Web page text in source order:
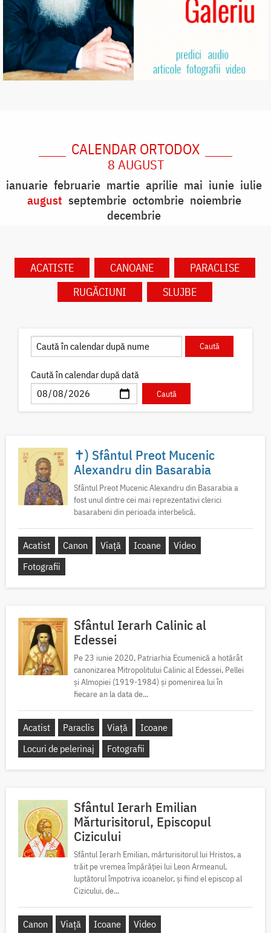
CALENDAR ORTODOX
8 AUGUST
ianuarie februarie martie aprilie mai iunie iulie
august septembrie octombrie noiembrie
decembrie
ACATISTE CANOANE
PARACLISE
RUGĂCIUNI
SLUJBE
Caută în calendar după dată
✝) Sfântul Preot Mucenic
Alexandru din Basarabia
Sfântul Preot Mucenic Alexandru din Basarabia a
fost unul dintre cei mai reprezentativi clerici
basarabeni din perioada interbelică.
Acatist Canon Viață Icoane
Video
Fotografii
Sfântul Ierarh Calinic al
Edessei
Pe 23 iunie 2020, Patriarhia Ecumenică a hotărât
canonizarea Mitropolitului Calinic al Edessei, Pellei
și Almopiei (1919-1984) și pomenirea lui în
fiecare an la data de...
Acatist Paraclis Viață
Icoane
Locuri de pelerinaj
Fotografii
Sfântul Ierarh Emilian
Mărturisitorul, Episcopul
Cizicului
Sfântul Ierarh Emilian, mărturisitorul lui Hristos, a
trăit pe vremea împărăției lui Leon Armeanul,
luptătorul împotriva icoanelor, și fiind el episcop al
Cizicului, de...
Canon Viață Icoane Video